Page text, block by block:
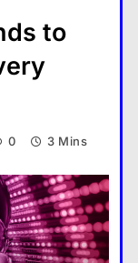
to
0 3 Mins